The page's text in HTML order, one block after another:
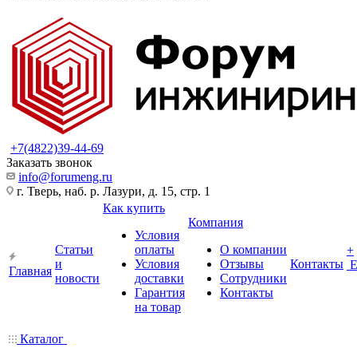
+7(4822)39-44-69
Заказать звонок
info@forumeng.ru
г. Тверь, наб. р. Лазури, д. 15, стр. 1
Главная
Статьи
и
новости
Как купить
Условия
оплаты
Условия
доставки
Гарантия
на товар
Компания
О компании
Отзывы
Сотрудники
Контакты
Контакты
+
Каталог